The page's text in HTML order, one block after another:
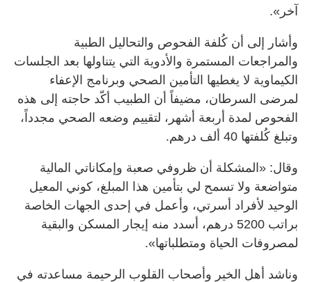
آخر».
وأشار إلى أن كُلفة الفحوص والتحاليل الطبية
والمراجعات المستمرة والأدوية التي يتناولها بعد الجلسات
الكيماوية لا يغطيها التأمين الصحي وبرنامج الإعفاء
لمرضى السرطان، مضيفاً أن الطبيب أكّد حاجته إلى هذه
الفحوص لمدة أربعة أشهر، لتقييم وضعه الصحي مجدداً،
وتبلغ كُلفتها 40 ألف درهم.
وقال: «المشكلة أن ظروفي صعبة وإمكاناتي المالية
متواضعة ولا تسمح لي بتأمين هذا المبلغ، كوني المعيل
الوحيد لأفراد أسرتي، وأعمل في إحدى الجهات الخاصة
براتب 5200 درهم، أسدد منه إيجار المسكن والبقية
لمصروفات الحياة ومتطلباتها».
وناشد أهل الخير وأصحاب القلوب الرحيمة مساعدته في